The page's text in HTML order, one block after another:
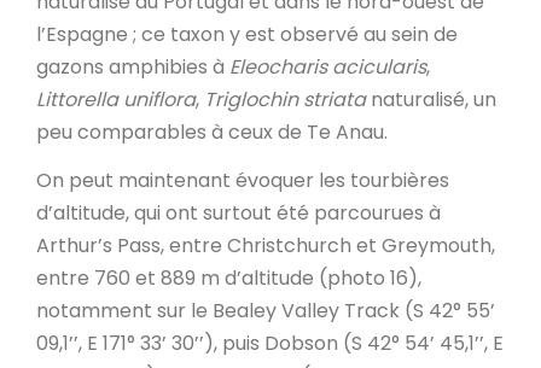
l’Espagne ; ce taxon y est observé au sein de
gazons amphibies à Eleocharis acicularis,
Littorella uniflora, Triglochin striatanaturalisé, un
peu comparables à ceux de Te Anau.
On peut maintenant évoquer les tourbières
d’altitude, qui ont surtout été parcourues à
Arthur’s Pass, entre Christchurch et Greymouth,
entre 760 et 889 m d’altitude (photo 16),
notamment sur le Bealey Valley Track (S 42° 55’
09,1’’, E 171° 33’ 30’’), puis Dobson (S 42° 54’ 45,1’’, E